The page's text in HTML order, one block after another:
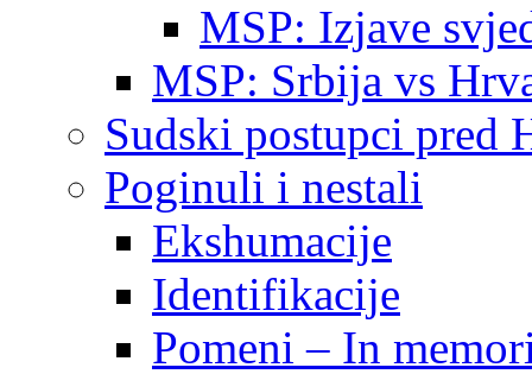
MSP: Izjave
MSP: Srbija vs
Sudski postupci pred
Poginuli i nestali
Ekshumacije
Identifikacije
Pomeni – In